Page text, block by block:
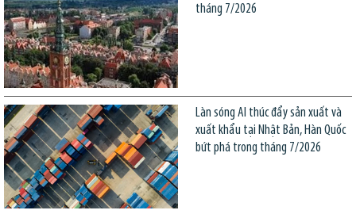
tháng 7/2026
Làn sóng AI thúc đẩy sản xuất và
xuất khẩu tại Nhật Bản, Hàn Quốc
bứt phá trong tháng 7/2026